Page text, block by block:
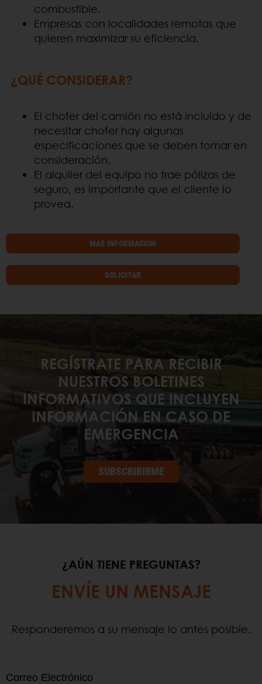
combustible.
Empresas con localidades remotas que
quieren maximizar su eficiencia.
¿QUÉ CONSIDERAR?
El chofer del camión no está incluido y de
necesitar chofer hay algunas
especificaciones que se deben tomar en
consideración.
El alquiler del equipo no trae pólizas de
seguro, es importante que el cliente lo
provea.
MÁS INFORMACIÓN
SOLICITAR
REGÍSTRATE PARA RECIBIR
NUESTROS BOLETINES
INFORMATIVOS QUE INCLUYEN
INFORMACIÓN EN CASO DE
EMERGENCIA
SUBSCRIBIRME
¿AÚN TIENE PREGUNTAS?
ENVÍE UN MENSAJE
Responderemos a su mensaje lo antes posible.
Correo Electrónico